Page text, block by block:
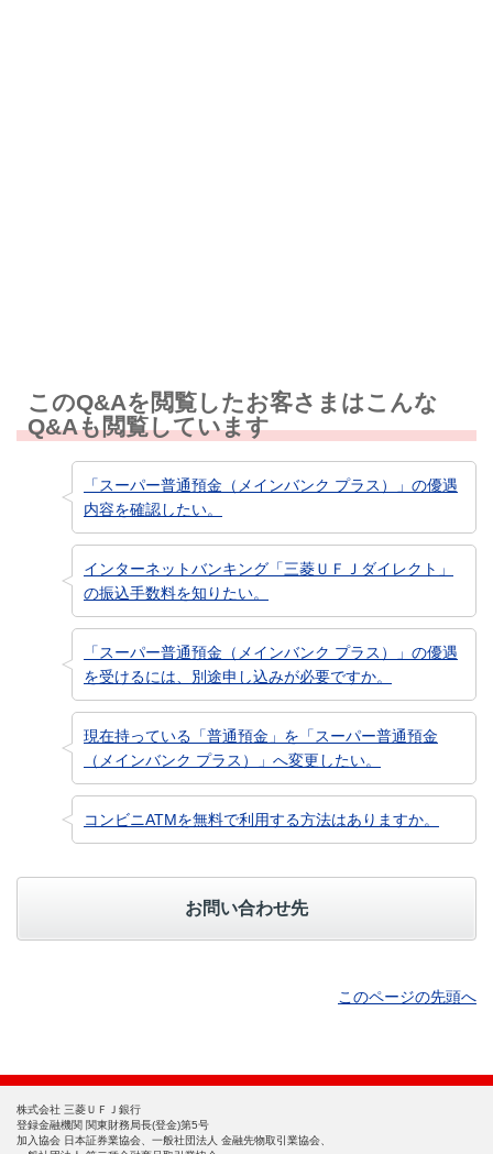
このQ&Aを閲覧したお客さまはこんな
Q&Aも閲覧しています
「スーパー普通預金（メインバンク プラス）」の優遇
内容を確認したい。
インターネットバンキング「三菱ＵＦＪダイレクト」
の振込手数料を知りたい。
「スーパー普通預金（メインバンク プラス）」の優遇
を受けるには、別途申し込みが必要ですか。
現在持っている「普通預金」を「スーパー普通預金
（メインバンク プラス）」へ変更したい。
コンビニATMを無料で利用する方法はありますか。
お問い合わせ先
このページの先頭へ
株式会社 三菱ＵＦＪ銀行
登録金融機関 関東財務局長(登金)第5号
加入協会 日本証券業協会、一般社団法人 金融先物取引業協会、